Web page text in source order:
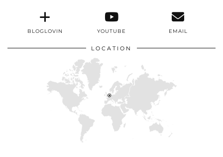
BLOGLOVIN YOUTUBE EMAIL
LOCATION